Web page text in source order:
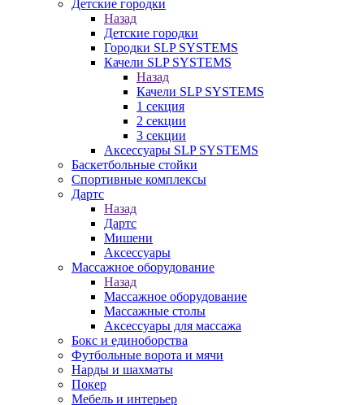
Детские городки
Назад
Детские городки
Городки SLP SYSTEMS
Качели SLP SYSTEMS
Назад
Качели SLP SYSTEMS
1 секция
2 секции
3 секции
Аксессуары SLP SYSTEMS
Баскетбольные стойки
Спортивные комплексы
Дартс
Назад
Дартс
Мишени
Аксессуары
Массажное оборудование
Назад
Массажное оборудование
Массажные столы
Аксессуары для массажа
Бокс и единоборства
Футбольные ворота и мячи
Нарды и шахматы
Покер
Мебель и интерьер